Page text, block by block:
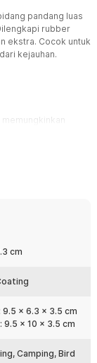
pandang luas
rubber
ekstra. Cocok untuk
kejauhan.
olahraga dari
gambar
menjadi lebih
melihat area
Sangat
keseimbangan
cm
x 6.3 x 3.5 cm
9.5 x 10 x 3.5 cm
Camping, Bird